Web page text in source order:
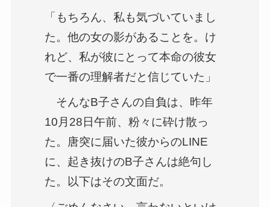
「もちろん、私も気づいていまし
た。他の女の影があることを。け
れど、私が彼にとって本命の彼女
で一番の理解者だと信じていた」
そんなB子さんの自負は、昨年
10月28日午前、粉々に砕け散っ
た。唐突に届いた彼からのLINE
に、起き抜けのB子さんは絶句し
た。以下はその文面だ。